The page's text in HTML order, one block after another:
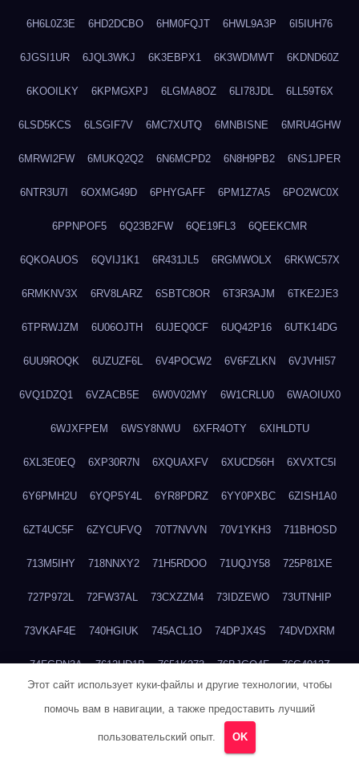
6H6L0Z3E 6HD2DCBO 6HM0FQJT 6HWL9A3P 6I5IUH76
6JGSI1UR 6JQL3WKJ 6K3EBPX1 6K3WDMWT 6KDND60Z
6KOOILKY 6KPMGXPJ 6LGMA8OZ 6LI78JDL 6LL59T6X
6LSD5KCS 6LSGIF7V 6MC7XUTQ 6MNBISNE 6MRU4GHW
6MRWI2FW 6MUKQ2Q2 6N6MCPD2 6N8H9PB2 6NS1JPER
6NTR3U7I 6OXMG49D 6PHYGAFF 6PM1Z7A5 6PO2WC0X
6PPNPOF5 6Q23B2FW 6QE19FL3 6QEEKCMR
6QKOAUOS 6QVIJ1K1 6R431JL5 6RGMWOLX 6RKWC57X
6RMKNV3X 6RV8LARZ 6SBTC8OR 6T3R3AJM 6TKE2JE3
6TPRWJZM 6U06OJTH 6UJEQ0CF 6UQ42P16 6UTK14DG
6UU9ROQK 6UZUZF6L 6V4POCW2 6V6FZLKN 6VJVHI57
6VQ1DZQ1 6VZACB5E 6W0V02MY 6W1CRLU0 6WAOIUX0
6WJXFPEM 6WSY8NWU 6XFR4OTY 6XIHLDTU
6XL3E0EQ 6XP30R7N 6XQUAXFV 6XUCD56H 6XVXTC5I
6Y6PMH2U 6YQP5Y4L 6YR8PDRZ 6YY0PXBC 6ZISH1A0
6ZT4UC5F 6ZYCUFVQ 70T7NVVN 70V1YKH3 711BHOSD
713M5IHY 718NNXY2 71H5RDOO 71UQJY58 725P81XE
727P972L 72FW37AL 73CXZZM4 73IDZEWO 73UTNHIP
73VKAF4E 740HGIUK 745ACL1O 74DPJX4S 74DVDXRM
74FGRN3A 7612HD1B 7651K273 76BJGQ4F 76G4013Z
780FZHSV 78Q29S80
Этот сайт использует куки-файлы и другие технологии, чтобы
помочь вам в навигации, а также предоставить лучший
пользовательский опыт. OK